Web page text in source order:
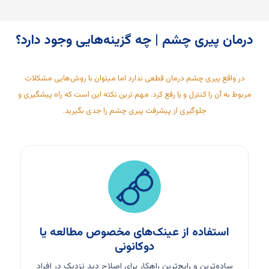
درمان پیری چشم | چه گزینه‌هایی وجود دارد؟
در واقع پیری چشم درمان قطعی ندارد اما میتوان با روش‌هایی مشکلات
مربوط به آن را کنترل و یا رفع کرد. مهم ترین نکته این است که راه پیشگیری و
جلوگیری از پیشرفت پیری چشم را جدی بگیرید.
استفاده از عینک‌های مخصوص مطالعه یا
دوکانونی